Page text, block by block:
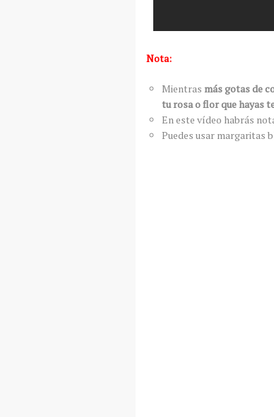
Nota:
Mientras más gotas de
tu rosa o flor que hayas
En este vídeo habrás
Puedes usar margaritas